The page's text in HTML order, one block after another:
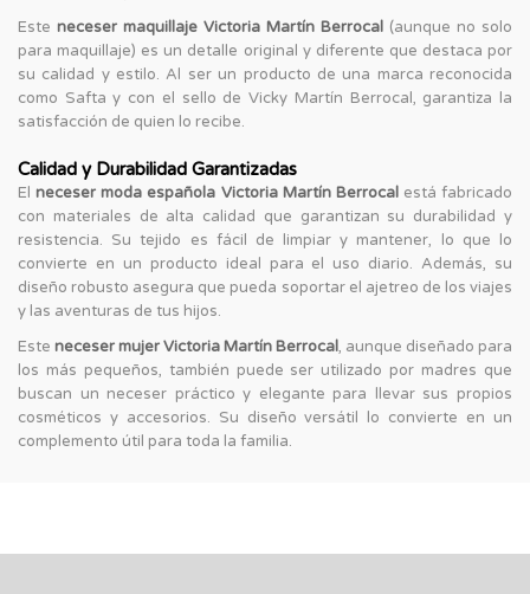
Este neceser maquillaje Victoria Martín Berrocal (aunque no solo
para maquillaje) es un detalle original y diferente que destaca por
su calidad y estilo. Al ser un producto de una marca reconocida
como Safta y con el sello de Vicky Martín Berrocal, garantiza la
satisfacción de quien lo recibe.
Calidad y Durabilidad Garantizadas
Elneceser moda española Victoria Martín Berrocalestá fabricado
con materiales de alta calidad que garantizan su durabilidad y
resistencia. Su tejido es fácil de limpiar y mantener, lo que lo
convierte en un producto ideal para el uso diario. Además, su
diseño robusto asegura que pueda soportar el ajetreo de los viajes
y las aventuras de tus hijos.
Este neceser mujer Victoria Martín Berrocal, aunque diseñado para
los más pequeños, también puede ser utilizado por madres que
buscan un neceser práctico y elegante para llevar sus propios
cosméticos y accesorios. Su diseño versátil lo convierte en un
complemento útil para toda la familia.